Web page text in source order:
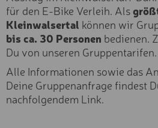
für den E-Bike Verleih. Als
Kleinwalsertal können wir
bis ca. 30 Personen bedienen.
Du von unseren Gruppentarifen.
Alle Informationen sowie das
Deine Gruppenanfrage findest
nachfolgendem Link.